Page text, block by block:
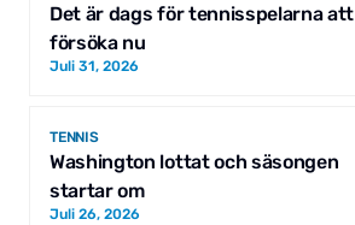
Det är dags för tennisspelarna att
försöka nu
Juli 31, 2026
TENNIS
Washington lottat och säsongen
startar om
Juli 26, 2026